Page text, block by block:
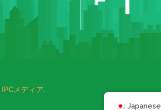
IPCメディア.
Japanese